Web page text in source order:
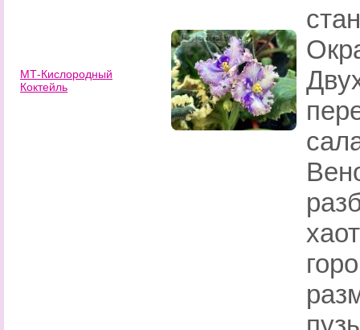
МТ-Кислородный
Коктейль